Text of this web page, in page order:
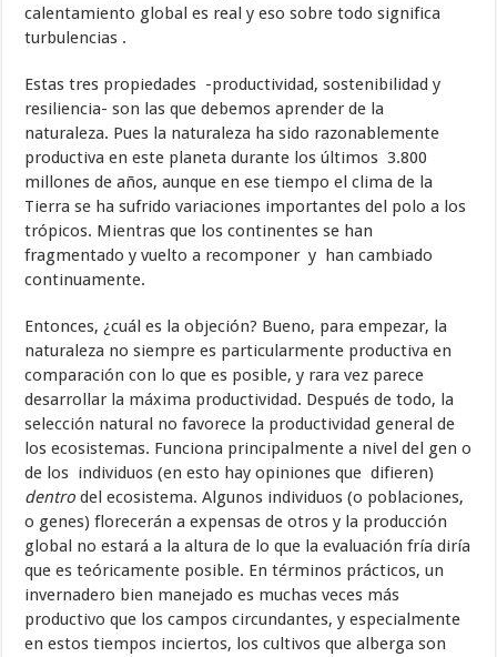
calentamiento global es real y eso sobre todo significa
turbulencias .
Estas tres propiedades -productividad, sostenibilidad y
resiliencia- son las que debemos aprender de la
naturaleza. Pues la naturaleza ha sido razonablemente
productiva en este planeta durante los últimos 3.800
millones de años, aunque en ese tiempo el clima de la
Tierra se ha sufrido variaciones importantes del polo a los
trópicos. Mientras que los continentes se han
fragmentado y vuelto a recomponer y han cambiado
continuamente.
Entonces, ¿cuál es la objeción? Bueno, para empezar, la
naturaleza no siempre es particularmente productiva en
comparación con lo que es posible, y rara vez parece
desarrollar la máxima productividad. Después de todo, la
selección natural no favorece la productividad general de
los ecosistemas. Funciona principalmente a nivel del gen o
de los individuos (en esto hay opiniones que difieren)
dentro del ecosistema. Algunos individuos (o poblaciones,
o genes) florecerán a expensas de otros y la producción
global no estará a la altura de lo que la evaluación fría diría
que es teóricamente posible. En términos prácticos, un
invernadero bien manejado es muchas veces más
productivo que los campos circundantes, y especialmente
en estos tiempos inciertos, los cultivos que alberga son